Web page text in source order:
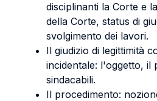
disciplinanti la Corte e
della Corte, status di
svolgimento dei lavori.
Il giudizio di legittimità
incidentale: l'oggetto, il
sindacabili.
Il procedimento: